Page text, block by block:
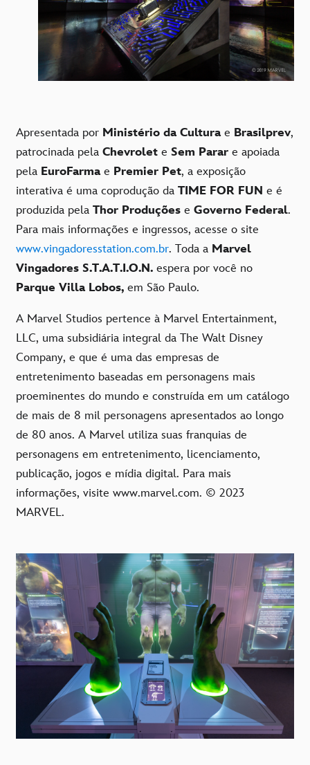
Apresentada por Ministério da Culturae Brasilprev,
patrocinada pela Chevrolet e Sem Parar e apoiada
pela EuroFarmae Premier Pet, a exposição
interativa é uma coprodução da TIME FOR FUN e é
produzida pela Thor Produções e Governo Federal.
Para mais informações e ingressos, acesse o site
www.vingadoresstation.com.br. Toda a Marvel
Vingadores S.T.A.T.I.O.N. espera por você no
Parque Villa Lobos, em São Paulo.
A Marvel Studios pertence à Marvel Entertainment,
LLC, uma subsidiária integral da The Walt Disney
Company, e que é uma das empresas de
entretenimento baseadas em personagens mais
proeminentes do mundo e construída em um catálogo
de mais de 8 mil personagens apresentados ao longo
de 80 anos. A Marvel utiliza suas franquias de
personagens em entretenimento, licenciamento,
publicação, jogos e mídia digital. Para mais
informações, visite www.marvel.com. © 2023
MARVEL.